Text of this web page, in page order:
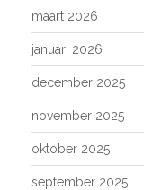
maart 2026
januari 2026
december 2025
november 2025
oktober 2025
september 2025